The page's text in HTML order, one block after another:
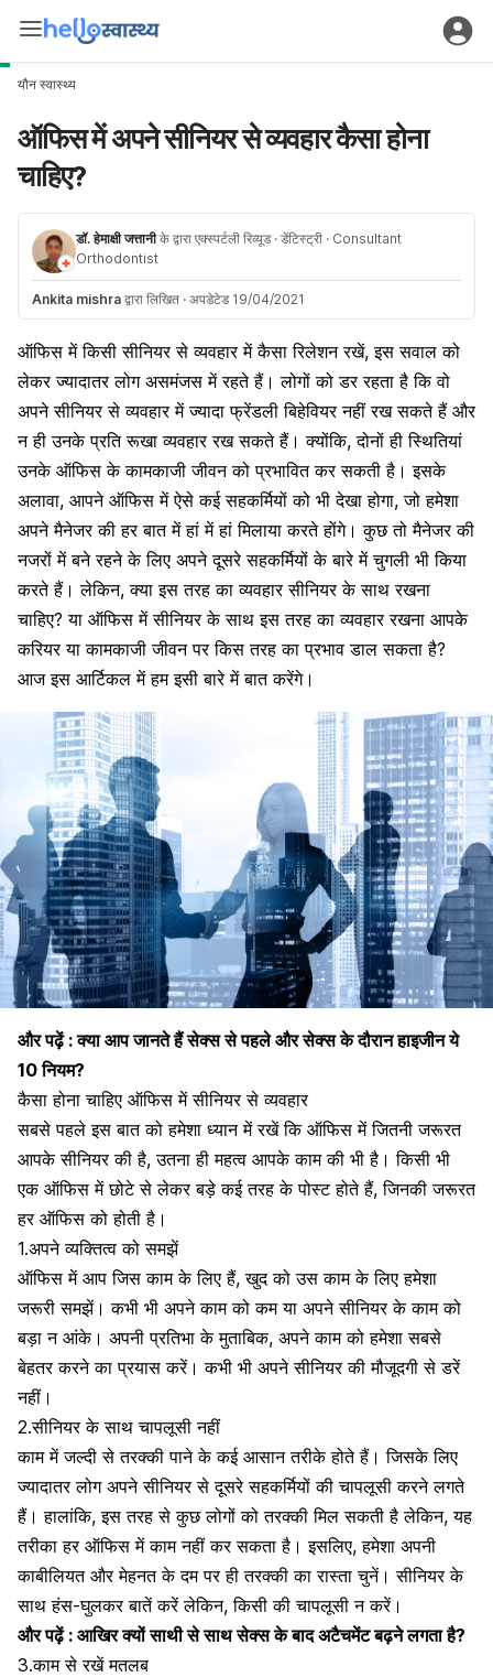
यौन स्वास्थ्य
ऑफिस में अपने सीनियर से व्यवहार कैसा होना
चाहिए?
डॉ. हेमाक्षी जत्तानीके द्वारा एक्स्पर्टली रिव्यूड · डेंटिस्ट्री · Consultant
Orthodontist
Ankita mishra द्वारा लिखित · अपडेटेड 19/04/2021
ऑफिस में किसी सीनियर से व्यवहार में कैसा रिलेशन रखें, इस सवाल को
लेकर ज्यादातर लोग असमंजस में रहते हैं। लोगों को डर रहता है कि वो
अपने सीनियर से व्यवहार में ज्यादा फ्रेंडली बिहेवियर नहीं रख सकते हैं और
न ही उनके प्रति रूखा व्यवहार रख सकते हैं। क्योंकि, दोनों ही स्थितियां
उनके ऑफिस के कामकाजी जीवन को प्रभावित कर सकती है। इसके
अलावा, आपने ऑफिस में ऐसे कईसहकर्मियोंको भी देखा होगा, जो हमेशा
अपने मैनेजर की हर बात में हां में हां मिलाया करते होंगे। कुछ तो मैनेजर की
नजरों में बने रहने के लिए अपने दूसरे सहकर्मियों के बारे में चुगली भी किया
करते हैं। लेकिन, क्या इस तरह का व्यवहार सीनियर के साथ रखना
चाहिए? या ऑफिस में सीनियर के साथ इस तरह का व्यवहार रखना आपके
करियर या कामकाजी जीवन पर किस तरह का प्रभाव डाल सकता है?
आज इस आर्टिकल में हम इसी बारे में बात करेंगे।
और पढ़ें :क्या आप जानते हैं सेक्स से पहले और सेक्स के दौरान हाइजीन ये
10 नियम?
कैसा होना चाहिए ऑफिस में सीनियर से व्यवहार
सबसे पहले इस बात को हमेशा ध्यान में रखें कि ऑफिस में जितनी जरूरत
आपके सीनियर की है, उतना ही महत्व आपके काम की भी है। किसी भी
एक ऑफिस में छोटे से लेकर बड़े कई तरह के पोस्ट होते हैं, जिनकी जरूरत
हर ऑफिस को होती है।
1.अपने व्यक्तित्व को समझें
ऑफिस में आप जिस काम के लिए हैं, खुद को उस काम के लिए हमेशा
जरूरी समझें। कभी भी अपने काम को कम या अपने सीनियर के काम को
बड़ा न आंके। अपनी प्रतिभा के मुताबिक, अपने काम को हमेशा सबसे
बेहतर करने का प्रयास करें। कभी भी अपने सीनियर की मौजूदगी से डरें
नहीं।
2.सीनियर के साथ चापलूसी नहीं
काम में जल्दी सेतरक्की पाने के कई आसान तरीकेहोते हैं। जिसके लिए
ज्यादातर लोग अपने सीनियर से दूसरे सहकर्मियों की चापलूसी करने लगते
हैं। हालांकि, इस तरह से कुछ लोगों को तरक्की मिल सकती है लेकिन, यह
तरीका हर ऑफिस में कामनहीं कर सकता है। इसलिए, हमेशा अपनी
काबीलियत और मेहनत के दम पर ही तरक्की का रास्ता चुनें। सीनियर के
साथ हंस-घुलकर बातें करें लेकिन, किसी की चापलूसी न करें।
और पढ़ें : आखिर क्यों साथी से साथ सेक्स के बाद अटैचमेंट बढ़ने लगता है?
3.काम से रखें मतलब